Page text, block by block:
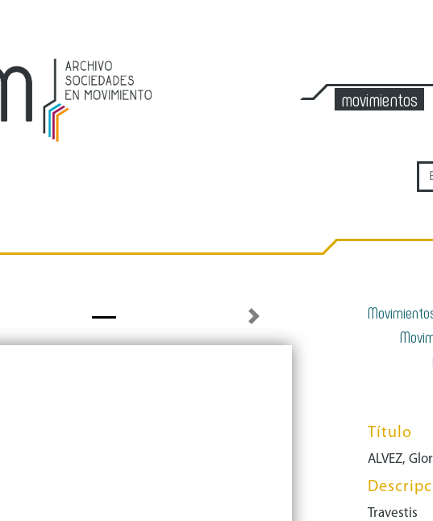
movimientos
Next
Título
ALVEZ,
Travestis